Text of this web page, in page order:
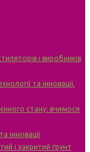
і виробників
та інновації.
стану: вчимося
інновації
і закритий ґрунт